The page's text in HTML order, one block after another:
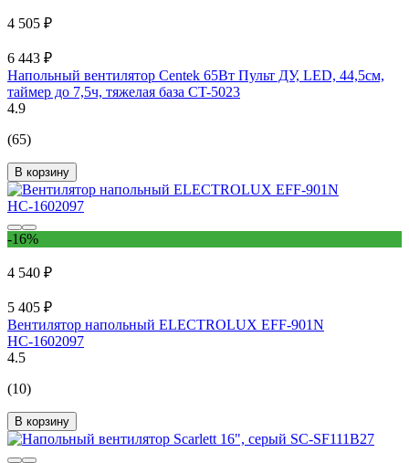
4 505 ₽
6 443 ₽
Напольный вентилятор Centek 65Вт Пульт ДУ, LED, 44,5см,
таймер до 7,5ч, тяжелая база CT-5023
4.9
(65)
В корзину
-16%
4 540 ₽
5 405 ₽
Вентилятор напольный ELECTROLUX EFF-901N
НС-1602097
4.5
(10)
В корзину